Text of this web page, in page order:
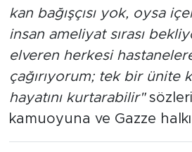
kan bağışçısı yok, oysa
insan ameliyat sırası
elveren herkesi
çağırıyorum; tek bir ünite
hayatını kurtarabilir"
kamuoyuna ve Gazze